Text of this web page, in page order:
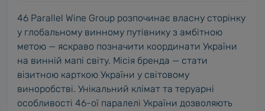
46 Parallel Wine Group розпочинає власну сторінку
у глобальному винному путівнику з амбітною
метою — яскраво позначити координати України
на винній мапі світу. Місія бренда — стати
візитною карткою України у світовому
виноробстві. Унікальний клімат та теруарні
особливості 46-ої паралелі України дозволяють